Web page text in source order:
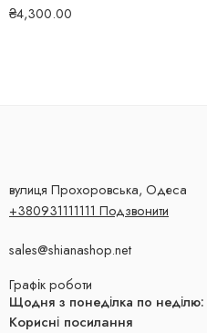
₴4,300.00
вулиця Прохоровська, Одеса
+380931111111 Подзвонити
sales@shianashop.net
Графік роботи
Щодня з понеділка по неділю:
Корисні посилання